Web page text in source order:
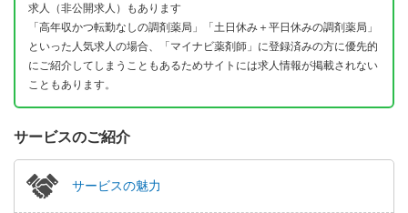
求人（非公開求人）もあります
「高年収かつ転勤なしの調剤薬局」「土日休み＋平日休みの調剤薬局」
といった人気求人の場合、「マイナビ薬剤師」に登録済みの方に優先的
にご紹介してしまうこともあるためサイトには求人情報が掲載されない
こともあります。
サービスのご紹介
サービスの魅力